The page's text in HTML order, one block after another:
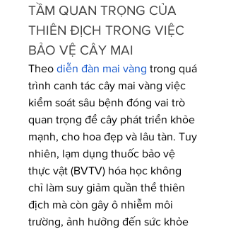
TẦM QUAN TRỌNG CỦA
THIÊN ĐỊCH TRONG VIỆC
BẢO VỆ CÂY MAI
Theo diễn đàn mai vàng trong quá
trình canh tác cây mai vàng việc
kiểm soát sâu bệnh đóng vai trò
quan trọng để cây phát triển khỏe
mạnh, cho hoa đẹp và lâu tàn. Tuy
nhiên, lạm dụng thuốc bảo vệ
thực vật (BVTV) hóa học không
chỉ làm suy giảm quần thể thiên
địch mà còn gây ô nhiễm môi
trường, ảnh hưởng đến sức khỏe